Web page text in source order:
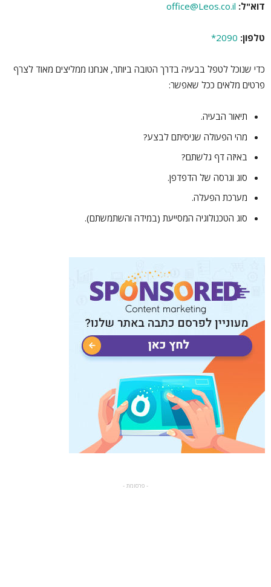
דוא"ל: office@Leos.co.il
טלפון: 2090*
כדי שנוכל לטפל בבעיה בדרך הטובה ביותר, אנחנו ממליצים מאוד לצרף
פרטים מלאים ככל שאפשר:
תיאור הבעיה.
מהי הפעולה שניסיתם לבצע?
באיזה דף גלשתם?
סוג וגרסה של הדפדפן.
מערכת הפעלה.
סוג הטכנולוגיה המסייעת (במידה והשתמשתם).
- פרסומת -